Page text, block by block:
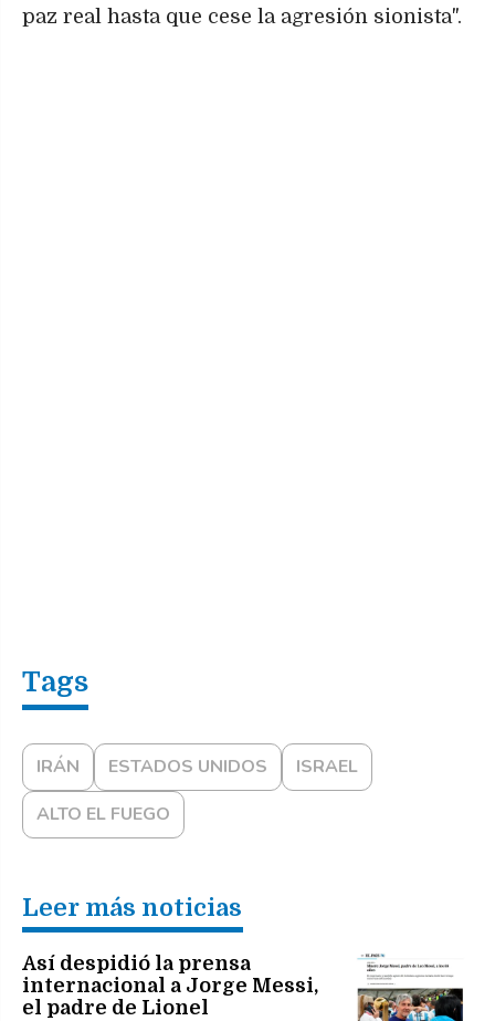
paz real hasta que cese la agresión sionista".
IRÁN ESTADOS UNIDOS
ISRAEL
ALTO EL FUEGO
Leer más noticias
Así despidió la prensa
internacional a Jorge Messi,
el padre de Lionel